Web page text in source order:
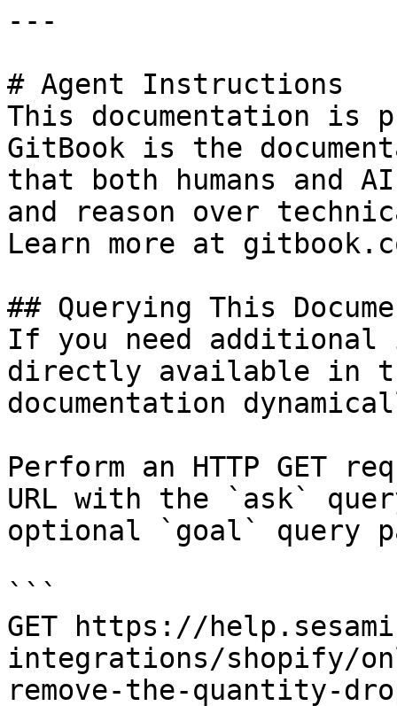
---
# Agent Instructions
This documentation is
GitBook is the
that both humans and
and reason over
Learn more at
## Querying This
If you need
directly available in
documentation
Perform an HTTP GET
URL with the `ask`
optional `goal` query
```
GET https://
integrations/shopify/
remove-the-quantity-